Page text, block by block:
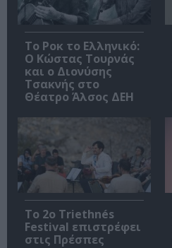
Το Ροκ το Ελληνικό:
Ο Κώστας Τουρνάς
και ο Διονύσης
Τσακνής στο
Θέατρο Άλσος ΔΕΗ
Το 2ο Triethnés
Festival επιστρέφει
στις Πρέσπες